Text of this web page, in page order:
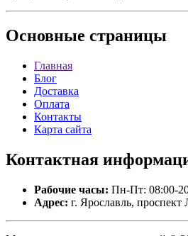
Основные страницы
Главная
Блог
Доставка
Оплата
Контакты
Карта сайта
Контактная
Рабочие часы: Пн-Пт: 08:00-
Адрес: г. Ярославль, проспект